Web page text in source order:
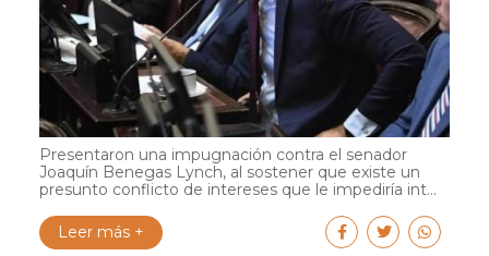
Presentaron una impugnación contra el senador
Joaquín Benegas Lynch, al sostener que existe un
presunto conflicto de intereses que le impediría int...
Leer más +